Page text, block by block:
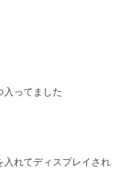
入ってました
入れてディスプレイされ